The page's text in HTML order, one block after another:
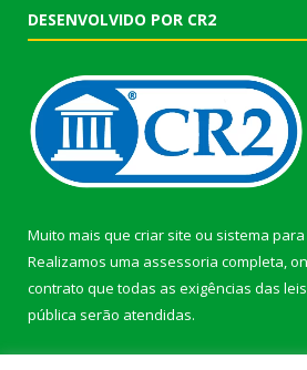
DESENVOLVIDO POR CR2
Muito mais que criar site ou sistema
Realizamos uma assessoria completa,
contrato que todas as exigências das
pública serão atendidas.